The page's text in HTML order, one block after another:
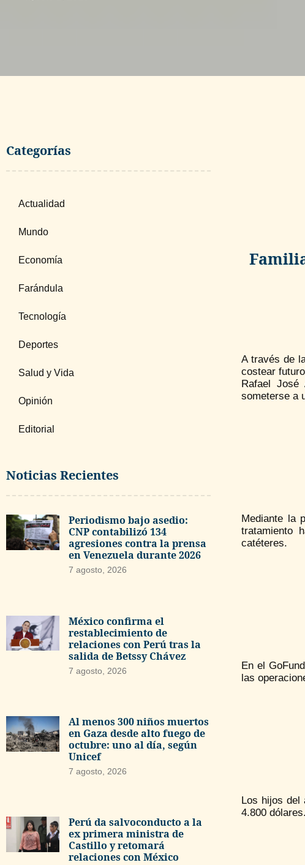
Categorías
Actualidad
Mundo
Economía
Farándula
Tecnología
Deportes
Salud y Vida
Opinión
Editorial
Noticias Recientes
Periodismo bajo asedio:
CNP contabilizó 134
agresiones contra la prensa
en Venezuela durante 2026
7 agosto, 2026
México confirma el
restablecimiento de
relaciones con Perú tras la
salida de Betssy Chávez
7 agosto, 2026
Al menos 300 niños muertos
en Gaza desde alto fuego de
octubre: uno al día, según
Unicef
7 agosto, 2026
Perú da salvoconducto a la
ex primera ministra de
Castillo y retomará
relaciones con México
A través de
costear
Rafael José
someterse a
Mediante la
tratamiento
catéteres.
En el
las
Los hijos del
4.800